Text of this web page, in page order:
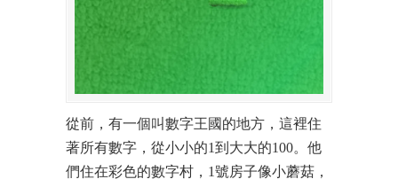
從前，有一個叫數字王國的地方，這裡住
著所有數字，從小小的1到大大的100。他
們住在彩色的數字村，1號房子像小蘑菇，